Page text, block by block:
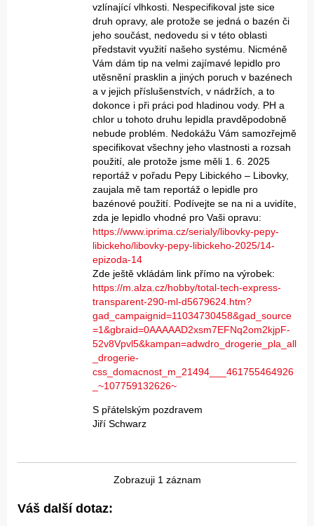
vzlínající vlhkosti. Nespecifikoval jste sice
druh opravy, ale protože se jedná o bazén či
jeho součást, nedovedu si v této oblasti
představit využití našeho systému. Nicméně
Vám dám tip na velmi zajímavé lepidlo pro
utěsnění prasklin a jiných poruch v bazénech
a v jejich příslušenstvích, v nádržích, a to
dokonce i při práci pod hladinou vody. PH a
chlor u tohoto druhu lepidla pravděpodobně
nebude problém. Nedokážu Vám samozřejmě
specifikovat všechny jeho vlastnosti a rozsah
použití, ale protože jsme měli 1. 6. 2025
reportáž v pořadu Pepy Libického – Libovky,
zaujala mě tam reportáž o lepidle pro
bazénové použití. Podívejte se na ni a uvidíte,
zda je lepidlo vhodné pro Vaši opravu:
https://www.iprima.cz/serialy/libovky-pepy-
libickeho/libovky-pepy-libickeho-2025/14-
epizoda-14
Zde ještě vkládám link přímo na výrobek:
https://m.alza.cz/hobby/total-tech-express-
transparent-290-ml-d5679624.htm?
gad_campaignid=11034730458&gad_source
=1&gbraid=0AAAAAD2xsm7EFNq2om2kjpF-
52v8Vpvl5&kampan=adwdro_drogerie_pla_all
_drogerie-
css_domacnost_m_21494___461755464926
_~107759132626~
S přátelským pozdravem
Jiří Schwarz
Zobrazuji 1 záznam
Váš další dotaz: